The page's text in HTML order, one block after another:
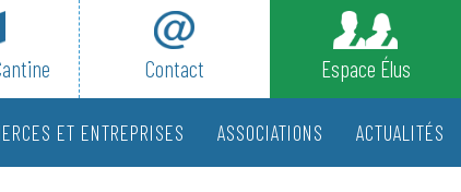
Contact Espace Élus
ET ENTREPRISES ASSOCIATIONS ACTUALITÉS